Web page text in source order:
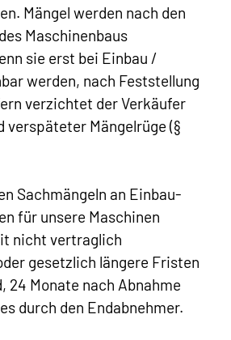
Mängel werden nach den
Maschinenbaus
sie erst bei Einbau /
werden, nach Feststellung
verzichtet der Verkäufer
verspäteter Mängelrüge (§
Sachmängeln an Einbau-
für unsere Maschinen
nicht vertraglich
gesetzlich längere Fristen
24 Monate nach Abnahme
durch den Endabnehmer.